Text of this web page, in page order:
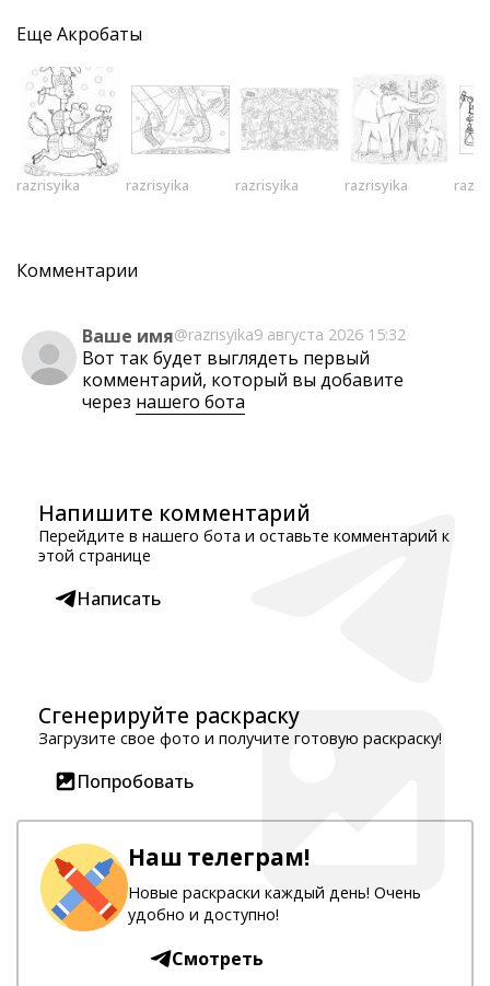
Еще Акробаты
razrisyika razrisyika razrisyika razrisyika
Комментарии
Ваше имя@razrisyika9 августа 2026 15:32
Вот так будет выглядеть первый
комментарий, который вы добавите
через нашего бота
Напишите комментарий
Перейдите в нашего бота и оставьте комментарий к
этой странице
Написать
Сгенерируйте раскраску
Загрузите свое фото и получите готовую раскраску!
Попробовать
Наш телеграм!
Новые раскраски каждый день! Очень
удобно и доступно!
Смотреть